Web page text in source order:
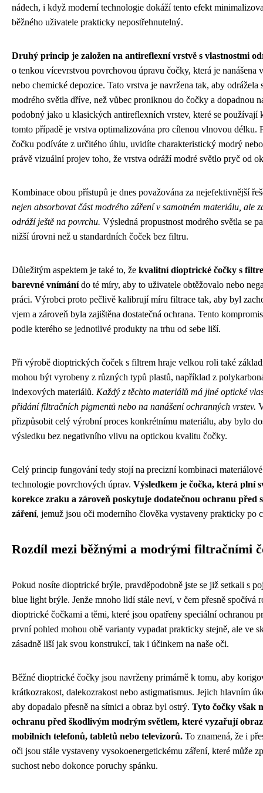
nádech, i když moderní technologie dokáží tento efekt
běžného uživatele prakticky nepostřehnutelný.
Druhý princip je založen na antireflexní vrstvě s vlastnostmi
o tenkou vícevrstvou povrchovou úpravu čočky, která je
nebo chemické depozice. Tato vrstva je navržena tak, aby
modrého světla dříve, než vůbec proniknou do čočky a dopadnou
podobný jako u klasických antireflexních vrstev, které se používají
tomto případě je vrstva optimalizována pro cílenou vlnovou délku.
čočku podíváte z určitého úhlu, uvidíte charakteristický modrý
právě vizuální projev toho, že vrstva odráží modré světlo pryč od
Kombinace obou přístupů je dnes považována za nejefektivnější
nejen absorbovat část modrého záření v samotném materiálu, ale
odráží ještě na povrchu. Výsledná propustnost modrého světla se
nižší úrovni než u standardních čoček bez filtru.
Důležitým aspektem je také to, že kvalitní dioptrické čočky s
barevné vnímánído té míry, aby to uživatele obtěžovalo nebo
práci. Výrobci proto pečlivě kalibrují míru filtrace tak, aby byl
vjem a zároveň byla zajištěna dostatečná ochrana. Tento
podle kterého se jednotlivé produkty na trhu od sebe liší.
Při výrobě dioptrických čoček s filtrem hraje velkou roli také
mohou být vyrobeny z různých typů plastů, například z
indexových materiálů. Každý z těchto materiálů má jiné optické
přidání filtračních pigmentů nebo na nanášení ochranných vrstev.
přizpůsobit celý výrobní proces konkrétnímu materiálu, aby bylo
výsledku bez negativního vlivu na optickou kvalitu čočky.
Celý princip fungování tedy stojí na precizní kombinaci
technologie povrchových úprav. Výsledkem je čočka, která plní
korekce zraku a zároveň poskytuje dodatečnou ochranu před
záření, jemuž jsou oči moderního člověka vystaveny prakticky po
Rozdíl mezi běžnými a modrými filtračními
Pokud nosíte dioptrické brýle, pravděpodobně jste se již setkali s
blue light brýle. Jenže mnoho lidí stále neví, v čem přesně spočívá
dioptrické čočkami a těmi, které jsou opatřeny speciální ochranou
první pohled mohou obě varianty vypadat prakticky stejně, ale ve
zásadně liší jak svou konstrukcí, tak i účinkem na naše oči.
Běžné dioptrické čočky jsou navrženy primárně k tomu, aby
krátkozrakost, dalekozrakost nebo astigmatismus. Jejich hlavním
aby dopadalo přesně na sítnici a obraz byl ostrý. Tyto čočky však
ochranu před škodlivým modrým světlem, které vyzařují
mobilních telefonů, tabletů nebo televizorů. To znamená, že i
oči jsou stále vystaveny vysokoenergetickému záření, které může
suchost nebo dokonce poruchy spánku.